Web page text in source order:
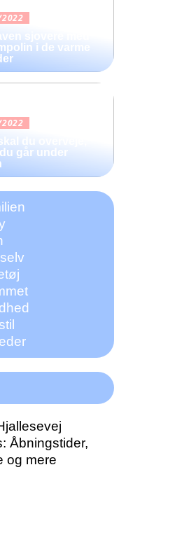
sjovere med
i de varme
du overveje,
går under
Åbningstider,
og mere